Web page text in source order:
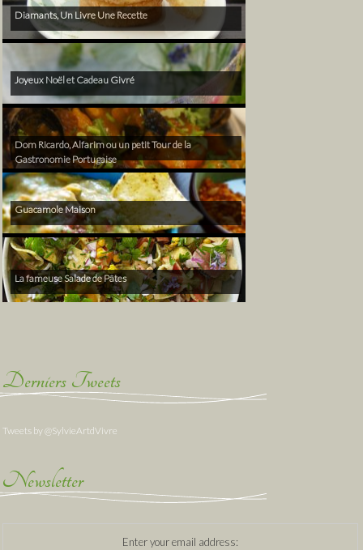
Diamants, Un Livre Une Recette
Joyeux Noël et Cadeau Givré
Dom Ricardo, Alfarim ou un petit Tour de la
Gastronomie Portugaise
Guacamole Maison
La fameuse Salade de Pâtes
Derniers Tweets
Tweets by @SylvieArtdVivre
Newsletter
Enter your email address: